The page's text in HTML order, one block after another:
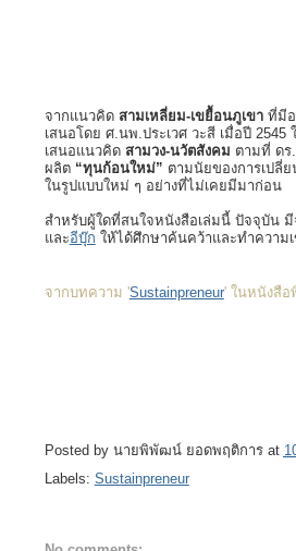
จากแนวคิด สามเหลี่ยม-เขยื้อนภูเขาที่มีอ
เสนอโดย ศ.นพ.ประเวศ วะสี เมื่อปี
เสนอแนวคิด สามวง-นวัตสังคม ตามที่ ดร
ผลิต “ทุนก้อนใหม่” ตามนัยของการเปลี่
ในรูปแบบใหม่ ๆ อย่างที่ไม่เคยมีมาก่อน
สำหรับผู้ใดที่สนใจหนังสือเล่มนี้ ปัจจุบัน
และอีบุ๊ก ให้ได้ศึกษาค้นคว้าและทำความ
จากบทความ 'Sustainpreneur' ในหนังสือ
Posted by นายพิพัฒน์ ยอดพฤติการ at
Labels: Sustainpreneur